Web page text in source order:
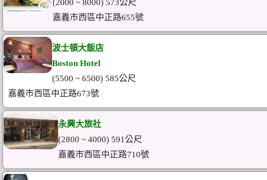
(2000 ~ 8000) 573公尺
嘉義市西區中正路655號
波士頓大飯店
Boston Hotel
(5500 ~ 6500) 585公尺
嘉義市西區中正路673號
永興大旅社
(2800 ~ 4000) 591公尺
嘉義市西區中正路710號